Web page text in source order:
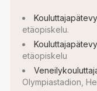
etäopiskelu.
etäopiskelu
Olympiastadion,